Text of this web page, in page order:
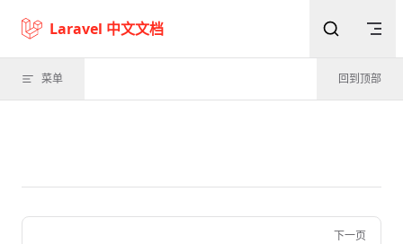
Skip to content
Laravel 中文文档
菜单 回到顶部
Pager
下一页